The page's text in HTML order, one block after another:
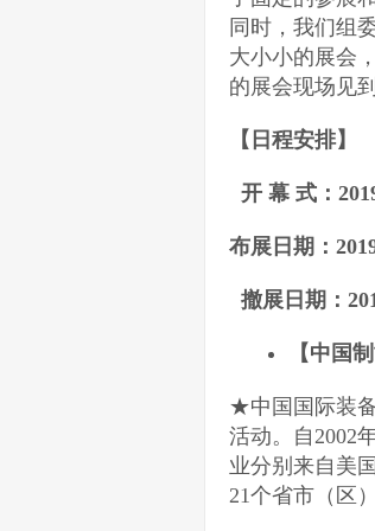
同时，我们组
大小小的展会
的展会现场见到
【 日程安排】
开 幕 式：201
布展日期：201
撤展日期
【中国
★中国国际装
活动。自2002
业分别来自美
21个省市（区